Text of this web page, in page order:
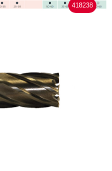
418238